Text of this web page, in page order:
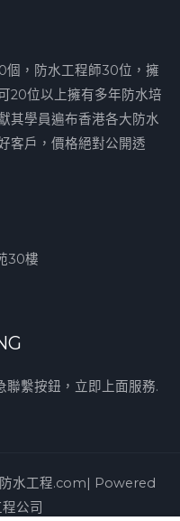
個，防水工程師30位，擁
20位以上擁有多年防水培
其學員遍布香港各大防水
客戶，價格絕對公開透
30樓
繫按鈕，立即上面服務.
水工程.com| Powered
公司